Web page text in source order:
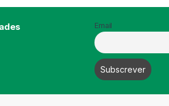
Email